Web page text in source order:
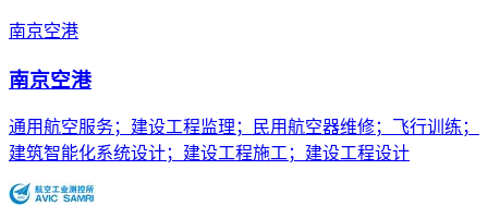
南京空港
南京空港
通用航空服务；建设工程监理；民用航空器维修；飞行训练；
建筑智能化系统设计；建设工程施工；建设工程设计